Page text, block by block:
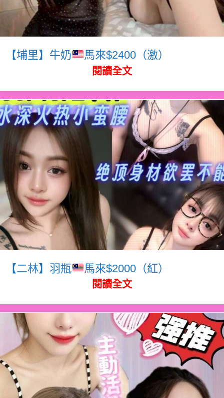
【埔里】牛奶 馬來$2400（激）
閱讀全文
【二林】羽瓶 馬來$2000（紅）
閱讀全文